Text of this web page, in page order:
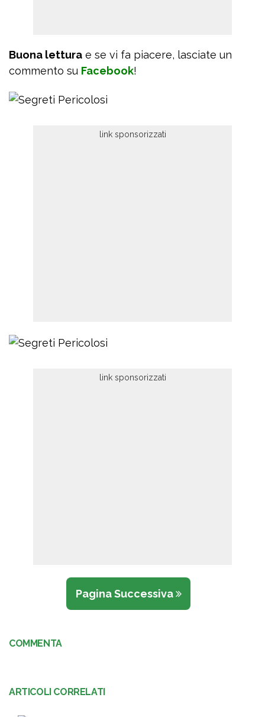
Buona lettura e se vi fa piacere, lasciate un
commento su Facebook!
Pagina Successiva
COMMENTA
ARTICOLI CORRELATI